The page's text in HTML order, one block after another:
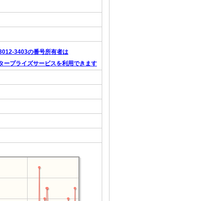
3403の番号所有者は
ープライズサービスを利用できます